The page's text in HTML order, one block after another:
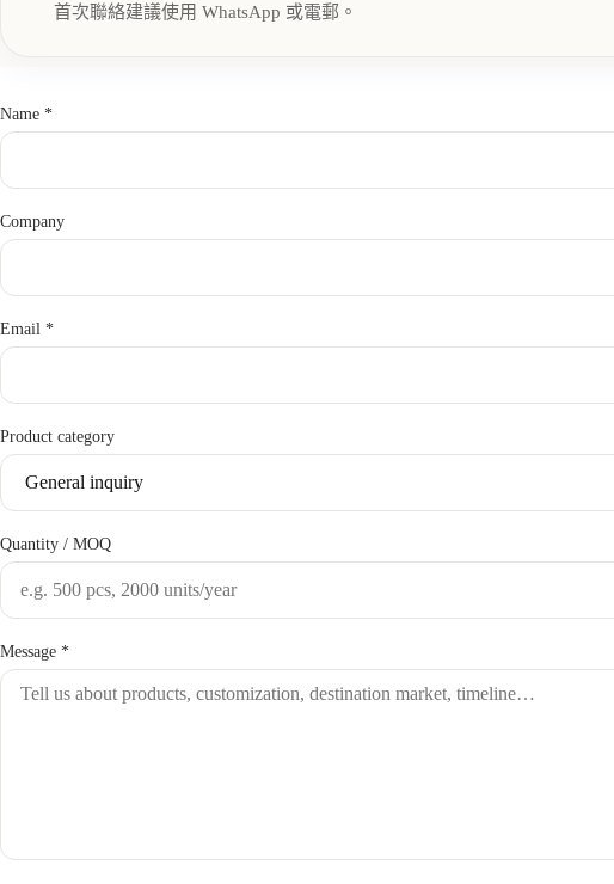
首次聯絡建議使用 WhatsApp 或電郵。
Name *
Company
Email *
Product category
Quantity / MOQ
Message *